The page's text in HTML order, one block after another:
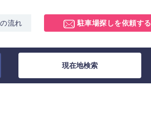
流れ 駐車場探しを依頼する
現在地検索